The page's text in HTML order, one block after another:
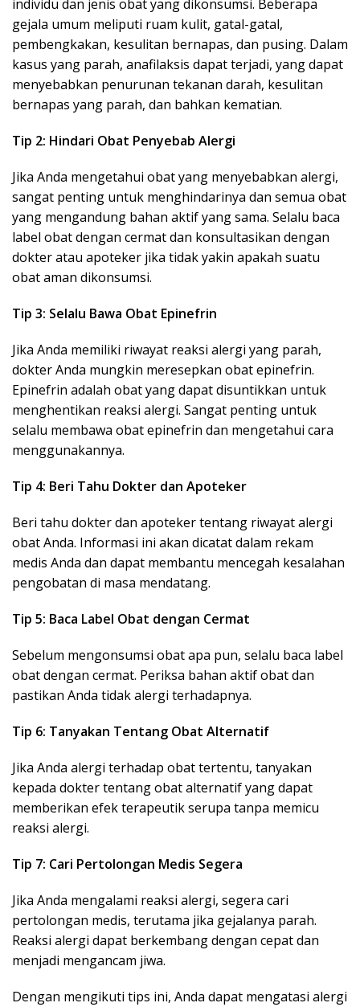
individu dan jenis obat yang dikonsumsi. Beberapa
gejala umum meliputi ruam kulit, gatal-gatal,
pembengkakan, kesulitan bernapas, dan pusing. Dalam
kasus yang parah, anafilaksis dapat terjadi, yang dapat
menyebabkan penurunan tekanan darah, kesulitan
bernapas yang parah, dan bahkan kematian.
Tip 2: Hindari Obat Penyebab Alergi
Jika Anda mengetahui obat yang menyebabkan alergi,
sangat penting untuk menghindarinya dan semua obat
yang mengandung bahan aktif yang sama. Selalu baca
label obat dengan cermat dan konsultasikan dengan
dokter atau apoteker jika tidak yakin apakah suatu
obat aman dikonsumsi.
Tip 3: Selalu Bawa Obat Epinefrin
Jika Anda memiliki riwayat reaksi alergi yang parah,
dokter Anda mungkin meresepkan obat epinefrin.
Epinefrin adalah obat yang dapat disuntikkan untuk
menghentikan reaksi alergi. Sangat penting untuk
selalu membawa obat epinefrin dan mengetahui cara
menggunakannya.
Tip 4: Beri Tahu Dokter dan Apoteker
Beri tahu dokter dan apoteker tentang riwayat alergi
obat Anda. Informasi ini akan dicatat dalam rekam
medis Anda dan dapat membantu mencegah kesalahan
pengobatan di masa mendatang.
Tip 5: Baca Label Obat dengan Cermat
Sebelum mengonsumsi obat apa pun, selalu baca label
obat dengan cermat. Periksa bahan aktif obat dan
pastikan Anda tidak alergi terhadapnya.
Tip 6: Tanyakan Tentang Obat Alternatif
Jika Anda alergi terhadap obat tertentu, tanyakan
kepada dokter tentang obat alternatif yang dapat
memberikan efek terapeutik serupa tanpa memicu
reaksi alergi.
Tip 7: Cari Pertolongan Medis Segera
Jika Anda mengalami reaksi alergi, segera cari
pertolongan medis, terutama jika gejalanya parah.
Reaksi alergi dapat berkembang dengan cepat dan
menjadi mengancam jiwa.
Dengan mengikuti tips ini, Anda dapat mengatasi alergi